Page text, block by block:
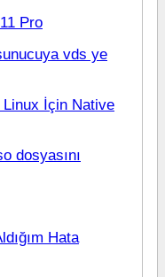
Pro
vds ye
İçin Native
dosyasını
Hata